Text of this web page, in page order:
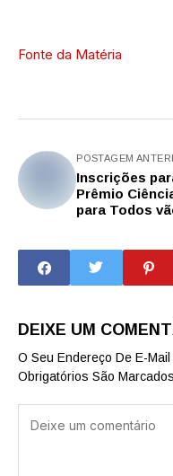
Fonte da Matéria
POSTAGEM
Inscrições
Prêmio
para Todos
DEIXE UM
O Seu Endereço De E-
Obrigatórios São